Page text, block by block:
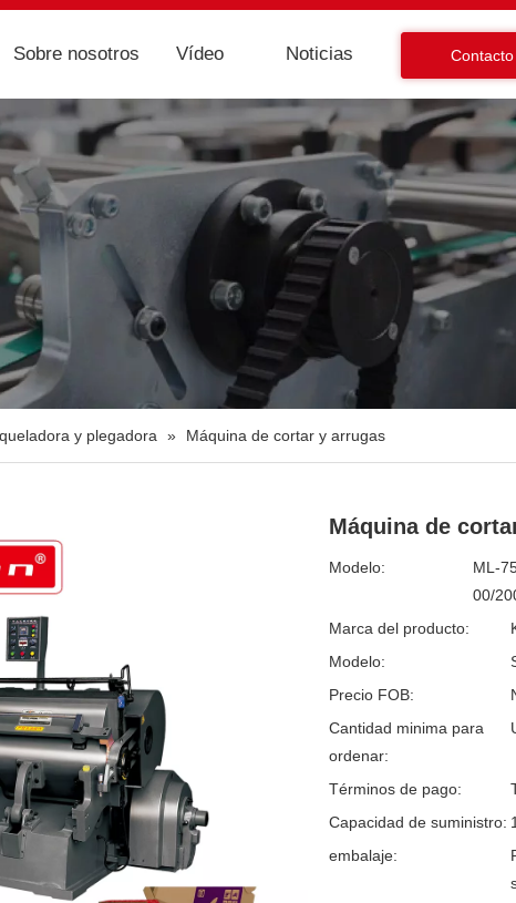
Sobre nosotros Vídeo Noticias Contacto
y plegadora » Máquina de cortar y arrugas
Máquina de
Modelo:
ML-
00/
Marca del producto:
Modelo:
Precio FOB:
Cantidad minima para
ordenar:
Términos de pago:
Capacidad de suministro:
embalaje: